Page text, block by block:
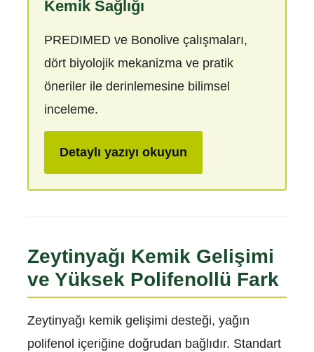
Kemik Sağlığı
PREDIMED ve Bonolive çalışmaları,
dört biyolojik mekanizma ve pratik
öneriler ile derinlemesine bilimsel
inceleme.
Detaylı yazıyı okuyun
Zeytinyağı Kemik Gelişimi
ve Yüksek Polifenollü Fark
Zeytinyağı kemik gelişimi desteği, yağın
polifenol içeriğine doğrudan bağlıdır. Standart